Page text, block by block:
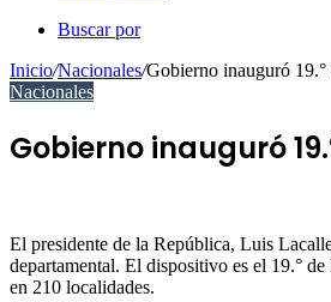
Buscar por
Inicio/Nacionales/Gobierno inauguró
Nacionales
Gobierno inauguró
El presidente de la República, Luis
departamental. El dispositivo es el 19.°
en 210 localidades.